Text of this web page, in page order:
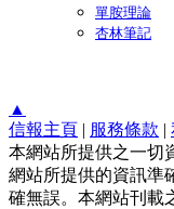
單胺理論
杏林筆記
▲
信報主頁 | 服務條款 |
本網站所提供之一切
網站所提供的資訊準
確無誤。本網站刊載